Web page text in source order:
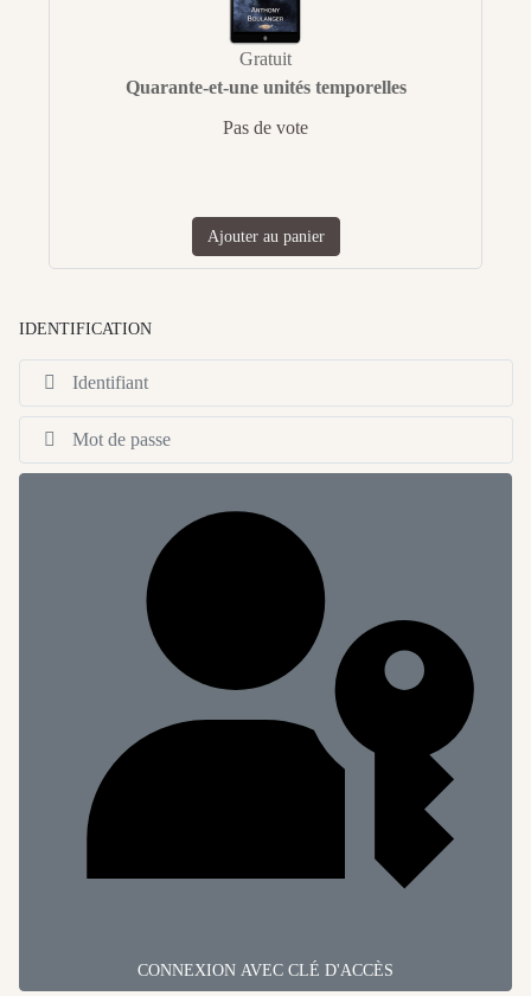
Gratuit
Quarante-et-une unités temporelles
Pas de vote
Ajouter au panier
IDENTIFICATION
CONNEXION AVEC CLÉ D'ACCÈS